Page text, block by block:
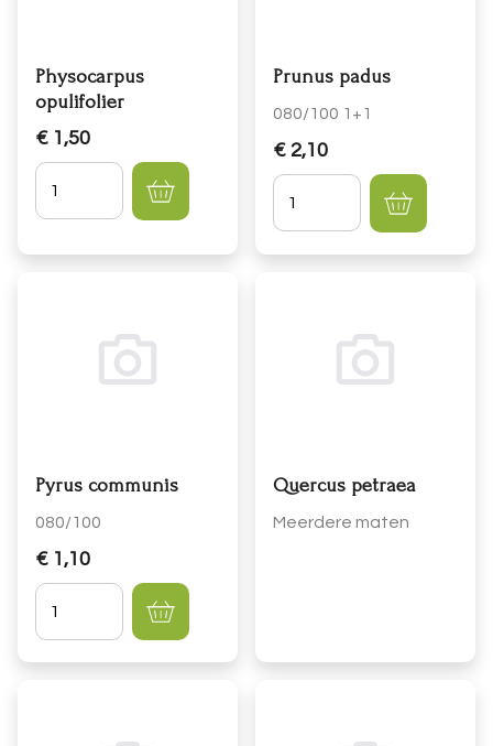
Physocarpus
opulifolier
€ 1,50
Hoeveelheid
Prunus padus
080/100 1+1
€ 2,10
Hoeveelheid
Pyrus communis
080/100
€ 1,10
Hoeveelheid
Quercus petraea
Meerdere maten